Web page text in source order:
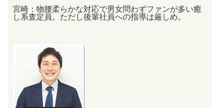
宮崎：物腰柔らかな対応で男女問わずファンが多い癒
し系査定員。 ただし後輩社員への指導は厳しめ。